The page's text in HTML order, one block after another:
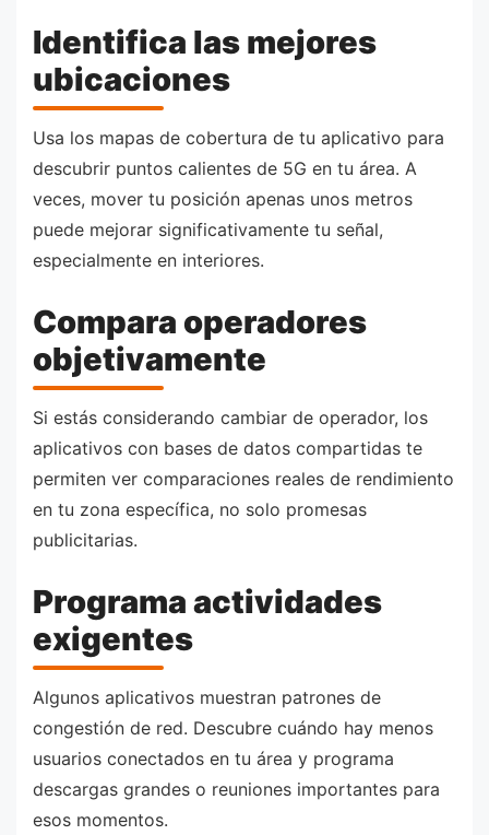
Identifica las mejores
ubicaciones
Usa los mapas de cobertura de tu aplicativo para
descubrir puntos calientes de 5G en tu área. A
veces, mover tu posición apenas unos metros
puede mejorar significativamente tu señal,
especialmente en interiores.
Compara operadores
objetivamente
Si estás considerando cambiar de operador, los
aplicativos con bases de datos compartidas te
permiten ver comparaciones reales de rendimiento
en tu zona específica, no solo promesas
publicitarias.
Programa actividades
exigentes
Algunos aplicativos muestran patrones de
congestión de red. Descubre cuándo hay menos
usuarios conectados en tu área y programa
descargas grandes o reuniones importantes para
esos momentos.